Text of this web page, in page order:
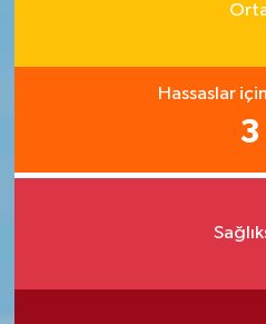
Hassaslar
3